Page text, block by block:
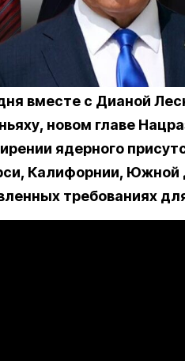
вместе с Дианой
новом главе
ядерного
Калифорнии, Южной
требованиях